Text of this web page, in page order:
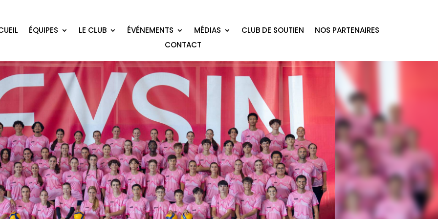
ÉQUIPES LE CLUB ÉVÉNEMENTS MÉDIAS CLUB DE SOUTIEN
NOS PARTENAIRES
CONTACT